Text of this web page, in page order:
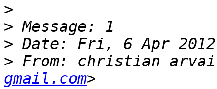
>
>
>
> From: christian
gmail.com